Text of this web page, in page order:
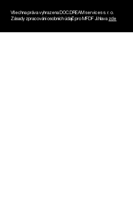
Všechna práva vyhrazena DOC.DREAM services s. r. o.
Zásady zpracování osobních údajů pro MFDF Ji.hlava zde